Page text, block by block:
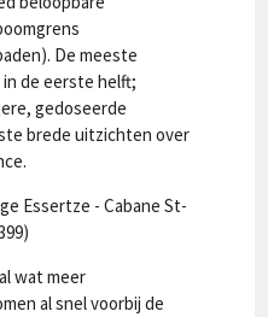
De meeste
de eerste helft;
gedoseerde
brede uitzichten over
Essertze - Cabane St-
wat meer
al snel voorbij de